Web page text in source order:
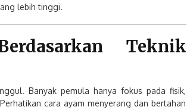
lebih tinggi.
Teknik
Banyak pemula hanya fokus pada fisik,
cara ayam menyerang dan bertahan